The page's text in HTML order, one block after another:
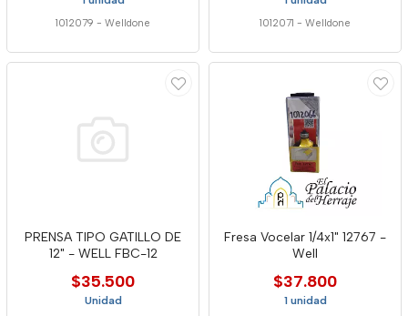
1012079 - Welldone 1012071 - Welldone
PRENSA TIPO GATILLO DE
12" - WELL FBC-12
$35.500
Unidad
Fresa Vocelar 1/4x1" 12767 -
Well
$37.800
1 unidad